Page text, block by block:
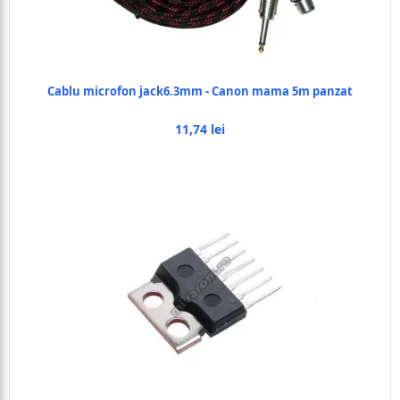
Cablu microfon jack6.3mm - Canon mama 5m panzat
11,74 lei